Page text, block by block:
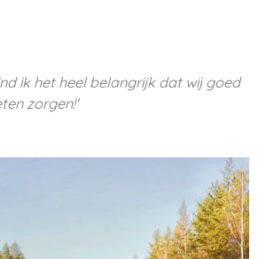
ik het heel belangrijk dat wij goed
zorgen!'